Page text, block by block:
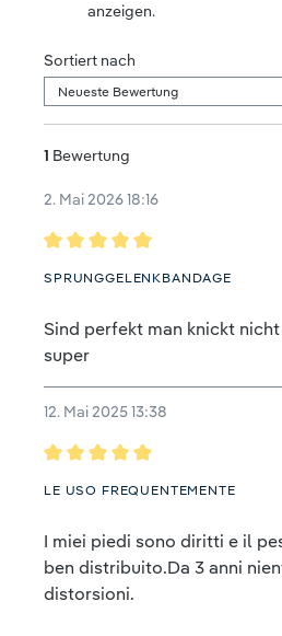
anzeigen.
Sortiert nach
1 Bewertung
2. Mai 2026 18:16
Bewertung mit 5 von 5 Sternen
SPRUNGGELENKBANDAGE
Sind perfekt man knickt
super
12. Mai 2025 13:38
Bewertung mit 5 von 5 Sternen
LE USO FREQUENTEMENTE
I miei piedi sono diritti e il
ben distribuito.Da 3 anni
distorsioni.